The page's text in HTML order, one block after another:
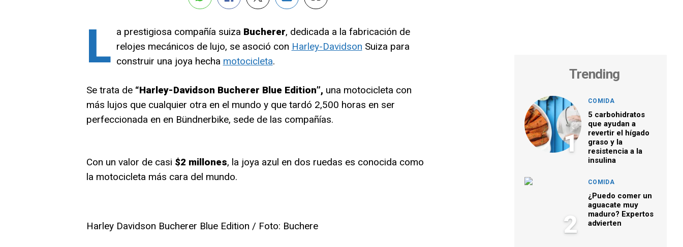
L a prestigiosa compañía suiza Bucherer, dedicada a la fabricación de
relojes mecánicos de lujo, se asoció con Harley-Davidson Suiza para
construir una joya hecha motocicleta.
Se trata de “Harley-Davidson Bucherer Blue Edition”, una motocicleta con
más lujos que cualquier otra en el mundo y que tardó 2,500 horas en ser
perfeccionada en en Bündnerbike, sede de las compañías.
Con un valor de casi $2 millones, la joya azul en dos ruedas es conocida como
la motocicleta más cara del mundo.
Harley Davidson Bucherer Blue Edition / Foto: Buchere
Trending
1
COMIDA
5 carbohidratos
que ayudan a
revertir el hígado
graso y la
resistencia a la
insulina
2
COMIDA
¿Puedo comer un
aguacate muy
maduro? Expertos
advierten